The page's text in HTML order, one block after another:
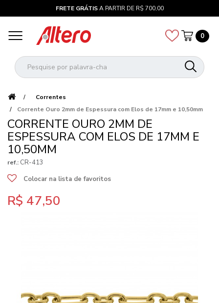
FRETE GRÁTISA PARTIR DE R$ 700,00
0
Correntes
Corrente Ouro 2mm de Espessura com Elos de 17mm e 10,50mm
CORRENTE OURO 2MM DE
ESPESSURA COM ELOS DE 17MM E
10,50MM
ref.: CR-413
Colocar na lista de favoritos
R$ 47,50